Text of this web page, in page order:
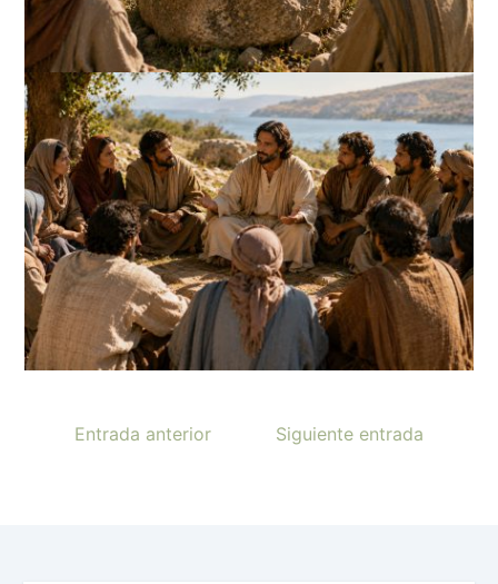
Entrada anterior Siguiente entrada